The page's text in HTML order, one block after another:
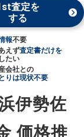
査定を
する
報不要
えず査定書だけを
たい
会社との
りは現状不要
伊勢佐
価格推